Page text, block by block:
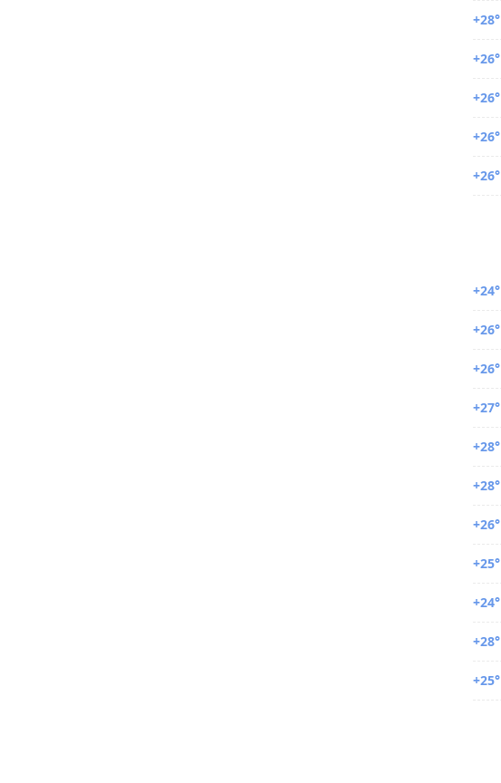
+28°
+26°
+26°
+26°
+26°
+24°
+26°
+26°
+27°
+28°
+28°
+26°
+25°
+24°
+28°
+25°